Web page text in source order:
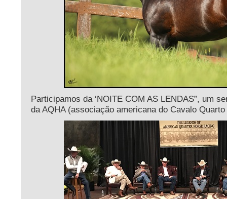
Participamos da ‘NOITE COM AS LENDAS”, um
da AQHA (associação americana do Cavalo